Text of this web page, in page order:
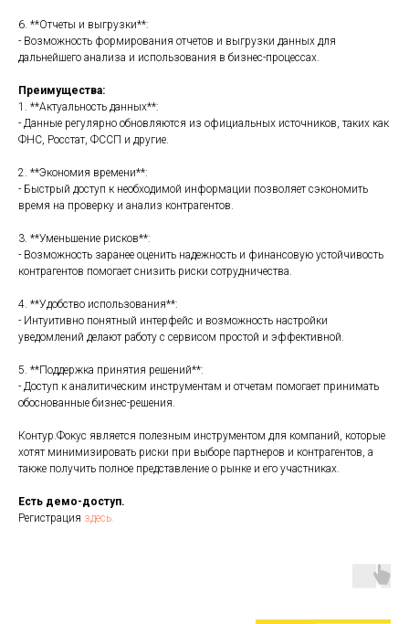
6. **Отчеты и выгрузки**:
- Возможность формирования отчетов и выгрузки данных для
дальнейшего анализа и использования в бизнес-процессах.
Преимущества:
1. **Актуальность данных**:
- Данные регулярно обновляются из официальных источников, таких как
ФНС, Росстат, ФССП и другие.
2. **Экономия времени**:
- Быстрый доступ к необходимой информации позволяет сэкономить
время на проверку и анализ контрагентов.
3. **Уменьшение рисков**:
- Возможность заранее оценить надежность и финансовую устойчивость
контрагентов помогает снизить риски сотрудничества.
4. **Удобство использования**:
- Интуитивно понятный интерфейс и возможность настройки
уведомлений делают работу с сервисом простой и эффективной.
5. **Поддержка принятия решений**:
- Доступ к аналитическим инструментам и отчетам помогает принимать
обоснованные бизнес-решения.
Контур.Фокус является полезным инструментом для компаний, которые
хотят минимизировать риски при выборе партнеров и контрагентов, а
также получить полное представление о рынке и его участниках.
Есть демо-доступ.
Регистрация здесь.